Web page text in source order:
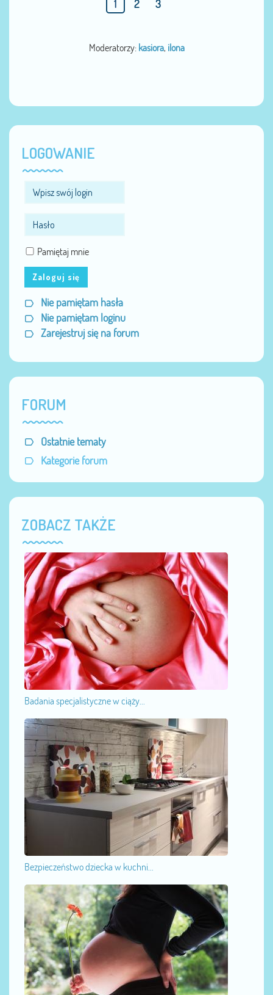
1 2 3
Moderatorzy: kasiora, ilona
LOGOWANIE
Pamiętaj mnie
Zaloguj się
Nie pamiętam hasła
Nie pamiętam loginu
Zarejestruj się na forum
FORUM
Ostatnie tematy
Kategorie forum
ZOBACZ TAKŻE
Badania specjalistyczne w ciąży...
Bezpieczeństwo dziecka w kuchni...